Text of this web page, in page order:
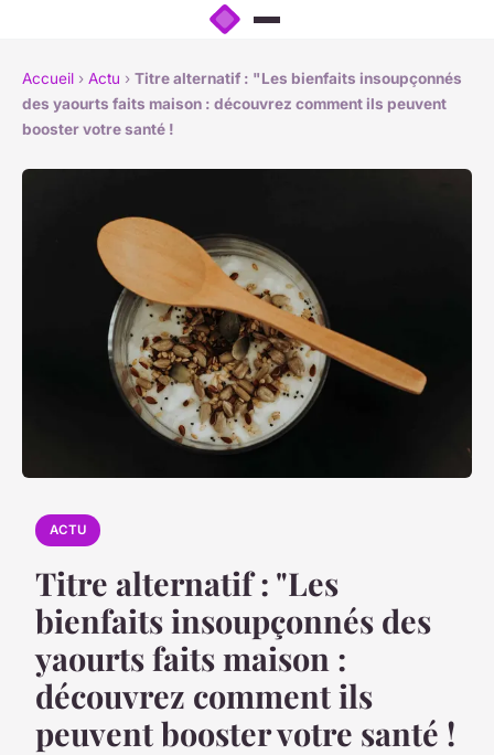
Accueil › Actu › Titre alternatif : "Les bienfaits insoupçonnés
des yaourts faits maison : découvrez comment ils peuvent
booster votre santé !
ACTU
Titre alternatif : "Les
bienfaits insoupçonnés des
yaourts faits maison :
découvrez comment ils
peuvent booster votre santé !